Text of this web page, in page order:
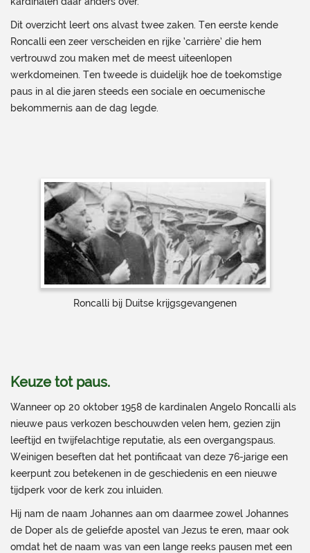
Dit overzicht leert ons alvast twee zaken. Ten eerste kende
Roncalli een zeer verscheiden en rijke ‘carrière’ die hem
vertrouwd zou maken met de meest uiteenlopen
werkdomeinen. Ten tweede is duidelijk hoe de toekomstige
paus in al die jaren steeds een sociale en oecumenische
bekommernis aan de dag legde.
Roncalli bij Duitse krijgsgevangenen
Keuze tot paus.
Wanneer op 20 oktober 1958 de kardinalen Angelo Roncalli als
nieuwe paus verkozen beschouwden velen hem, gezien zijn
leeftijd en twijfelachtige reputatie, als een overgangspaus.
Weinigen beseften dat het pontificaat van deze 76-jarige een
keerpunt zou betekenen in de geschiedenis en een nieuwe
tijdperk voor de kerk zou inluiden.
Hij nam de naam Johannes aan om daarmee zowel Johannes
de Doper als de geliefde apostel van Jezus te eren, maar ook
omdat het de naam was van een lange reeks pausen met een